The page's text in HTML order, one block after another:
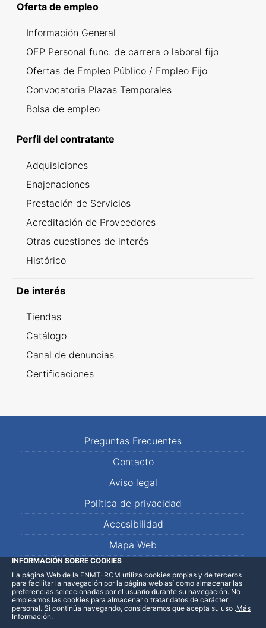
Oferta de empleo
Información General
OEP Personal func. de carrera o laboral fijo
Ofertas de Empleo Público / Empleo Fijo
Convocatoria Plazas Temporales
Bolsa de empleo
Perfil del contratante
Adquisiciones
Enajenaciones
Prestación de Servicios
Acreditación de Proveedores
Otras cuestiones de interés
Histórico
De interés
Tiendas
Catálogo
Canal de denuncias
Certificaciones
Preguntas Frecuentes
Contacto
Aviso legal
Política de privacidad
Accesibilidad
Mapa Web
LinkedInFacebookWhatsApp
INFORMACIÓN SOBRE COOKIES
La página Web de la FNMT-RCM utiliza cookies propias y de terceros
para facilitar la navegación por la página web así como almacenar las
preferencias seleccionadas por el usuario durante su navegación. No
empleamos las cookies para almacenar o tratar datos de carácter
personal. Si continúa navegando, consideramos que acepta su uso .Más
Información.